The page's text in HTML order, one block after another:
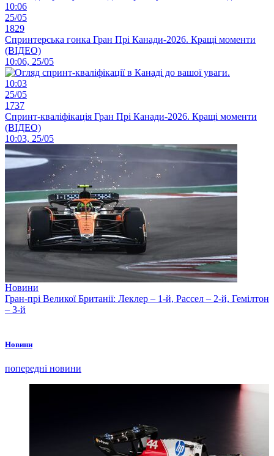
10:06
25/05
1829
Спринтерська гонка Гран Прі Канади-2026. Кращі моменти
(ВІДЕО)
10:06, 25/05
10:03
25/05
1737
Спринт-кваліфікація Гран Прі Канади-2026. Кращі моменти
(ВІДЕО)
10:03, 25/05
Новини
Гран-прі Великої Британії: Леклер – 1-й, Рассел – 2-й, Гемілтон
– 3-й
Новини
попередні новини